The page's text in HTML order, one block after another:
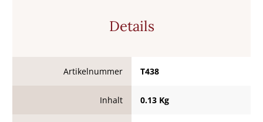
Details
Artikelnummer T438
Inhalt 0.13 Kg